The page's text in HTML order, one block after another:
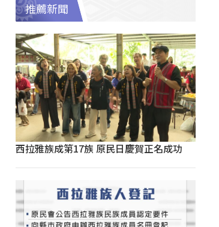
推薦新聞
西拉雅族成第17族 原民日慶賀正名成功